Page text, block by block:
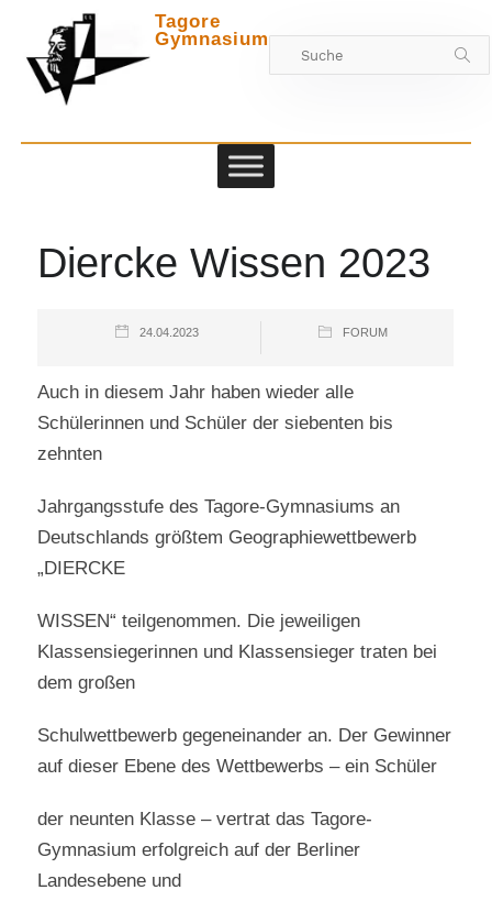
Zwischen
Tagore
Gymnasium
Diercke Wissen 2023
24.04.2023 FORUM
Auch in diesem Jahr haben wieder alle
Schülerinnen und Schüler der siebenten bis
zehnten
Jahrgangsstufe des Tagore-Gymnasiums an
Deutschlands größtem Geographiewettbewerb
„DIERCKE
WISSEN“ teilgenommen. Die jeweiligen
Klassensiegerinnen und Klassensieger traten bei
dem großen
Schulwettbewerb gegeneinander an. Der Gewinner
auf dieser Ebene des Wettbewerbs – ein Schüler
der neunten Klasse – vertrat das Tagore-
Gymnasium erfolgreich auf der Berliner
Landesebene und